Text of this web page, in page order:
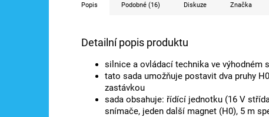
Popis Podobné (16) Diskuze Značka
Detailní popis produktu
silnice a ovládací technika ve výhodném
tato sada umožňuje postavit dva pruhy
zastávkou
sada obsahuje: řídící jednotku (16 V
snímače, jeden další magnet (H0), 5 m